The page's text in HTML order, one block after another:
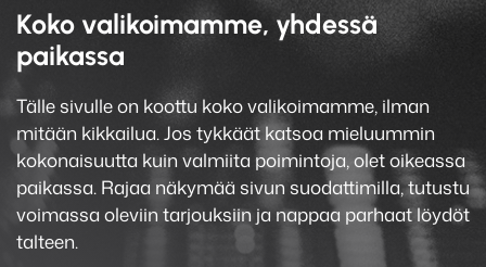
Koko valikoimamme, yhdessä
paikassa
Tälle sivulle on koottu koko valikoimamme, ilman
mitään kikkailua. Jos tykkäät katsoa mieluummin
kokonaisuutta kuin valmiita poimintoja, olet oikeassa
paikassa. Rajaa näkymää sivun suodattimilla, tutustu
voimassa oleviin tarjouksiin ja nappaa parhaat löydöt
talteen.